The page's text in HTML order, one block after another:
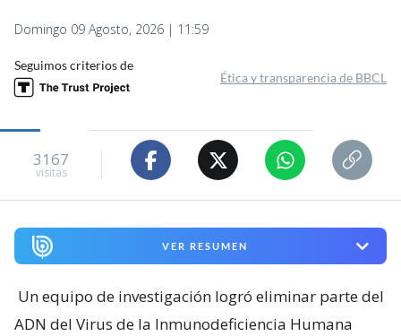
Domingo 09 Agosto, 2026 | 11:59
Seguimos criterios de
Ética y transparencia de BBCL
3167
visitas
VER RESUMEN
Un equipo de investigación logró eliminar parte del
ADN del Virus de la Inmunodeficiencia Humana